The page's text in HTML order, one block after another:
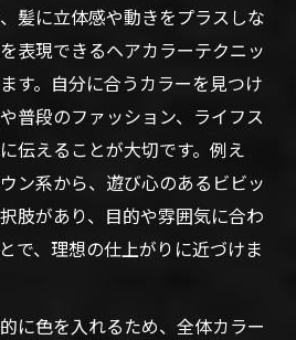
髪に立体感や動きをプラスしな
表現できるヘアカラーテクニッ
す。自分に合うカラーを見つけ
普段のファッション、ライフス
伝えることが大切です。例え
ン系から、遊び心のあるビビッ
肢があり、目的や雰囲気に合わ
で、理想の仕上がりに近づけま
に色を入れるため、全体カラー